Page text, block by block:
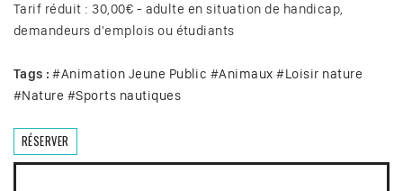
Tarif réduit : 30,00€ - adulte en situation de handicap,
demandeurs d'emplois ou étudiants
Tags : #Animation Jeune Public #Animaux #Loisir nature
#Nature #Sports nautiques
RÉSERVER